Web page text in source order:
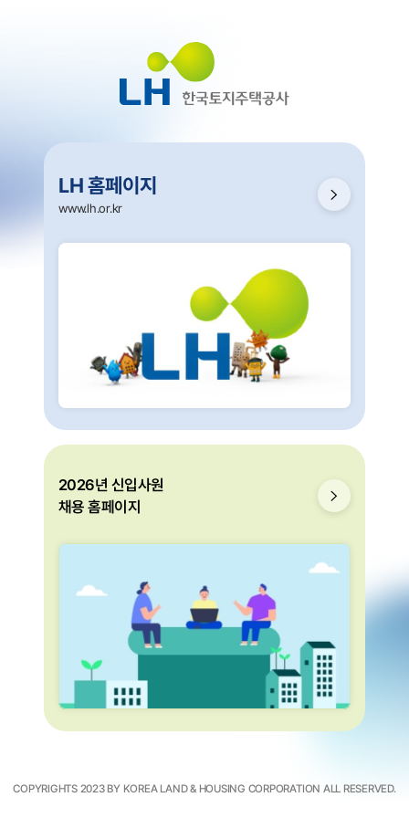
LH 홈페이지
www.lh.or.kr
2026년 신입사원
채용 홈페이지
COPYRIGHTS 2023 BY KOREA LAND & HOUSING CORPORATION ALL RESERVED.